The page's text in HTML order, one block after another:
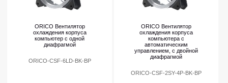
ORICO Вентилятор
охлаждения корпуса
компьютер с одной
диафрагмой
ORICO-CSF-6LD-BK-BP
ORICO Вентилятор
охлаждения корпуса
компьютера с
автоматическим
управлением, с двойной
диафрагмой
ORICO-CSF-2SY-4P-BK-BP